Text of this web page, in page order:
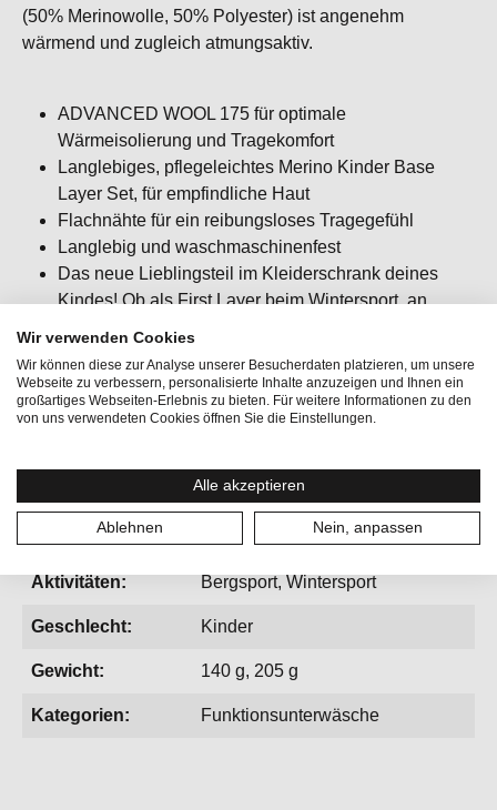
(50% Merinowolle, 50% Polyester) ist angenehm
wärmend und zugleich atmungsaktiv.
ADVANCED WOOL 175 für optimale
Wärmeisolierung und Tragekomfort
Langlebiges, pflegeleichtes Merino Kinder Base
Layer Set, für empfindliche Haut
Flachnähte für ein reibungsloses Tragegefühl
Langlebig und waschmaschinenfest
Das neue Lieblingsteil im Kleiderschrank deines
Kindes! Ob als First Layer beim Wintersport, an
Passform: slim fit / körpernah / figurbetont
Aktionen:
Aktivitäten: Bergsport, Wintersport
Geschlecht: Kinder
Gewicht: 140 g, 205 g
Kategorien: Funktionsunterwäsche
Wir verwenden Cookies
Wir können diese zur Analyse unserer Besucherdaten platzieren, um unsere
Webseite zu verbessern, personalisierte Inhalte anzuzeigen und Ihnen ein
großartiges Webseiten-Erlebnis zu bieten. Für weitere Informationen zu den
von uns verwendeten Cookies öffnen Sie die Einstellungen.
Alle akzeptieren
Ablehnen Nein, anpassen